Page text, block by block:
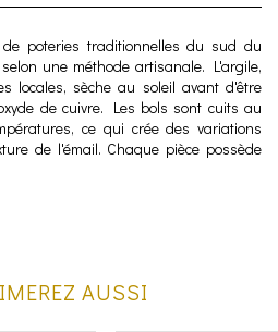
poteries traditionnelles du sud du
une méthode artisanale. L'argile,
locales, sèche au soleil avant d'être
de cuivre. Les bols sont cuits au
ce qui crée des variations
de l'émail. Chaque pièce possède
AUSSI